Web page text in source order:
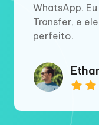
WhatsApp.
Transfer, e
perfeito.